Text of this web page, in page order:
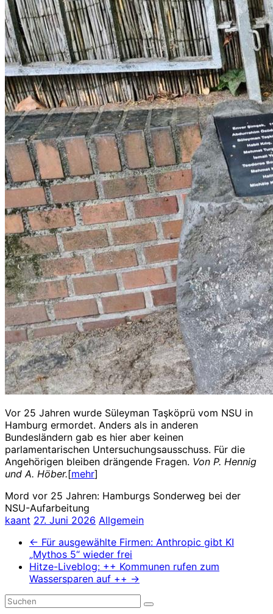
Vor 25 Jahren wurde Süleyman Taşköprü vom NSU in
Hamburg ermordet. Anders als in anderen
Bundesländern gab es hier aber keinen
parlamentarischen Untersuchungsausschuss. Für die
Angehörigen bleiben drängende Fragen. Von P. Hennig
und A. Höber.[mehr]
Mord vor 25 Jahren: Hamburgs Sonderweg bei der
NSU-Aufarbeitung
kaant 27. Juni 2026 Allgemein
← Für ausgewählte Firmen: Anthropic gibt KI
„Mythos 5“ wieder frei
Hitze-Liveblog: ++ Kommunen rufen zum
Wassersparen auf ++ →